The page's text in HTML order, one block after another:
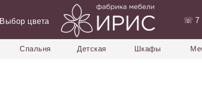
‭☏ 7
Спальня Детская Шкафы
Выбор цвета